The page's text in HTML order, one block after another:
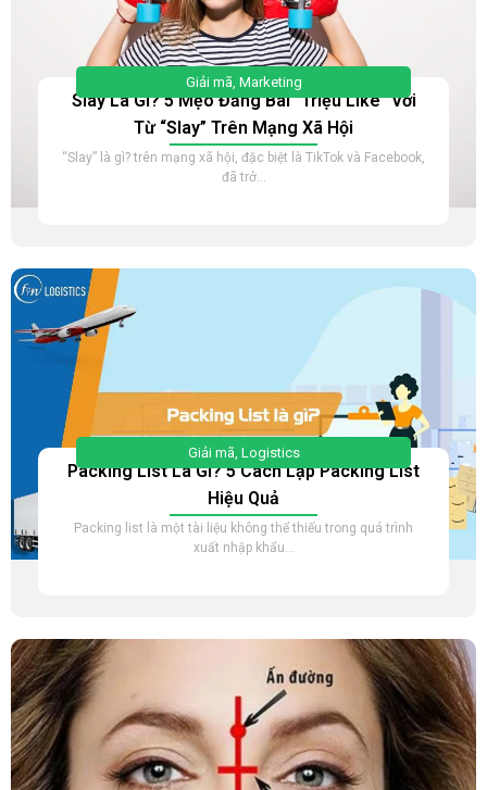
Giải mã Marketing
Slay Là Gì? 5 Mẹo Đăng Bài “Triệu Like” Với
Từ “Slay” Trên Mạng Xã Hội
“Slay” là gì? trên mạng xã hội, đặc biệt là TikTok và Facebook,
đã trở...
Giải mã Logistics
Packing List Là Gì? 5 Cách Lập Packing List
Hiệu Quả
Packing list là một tài liệu không thể thiếu trong quá trình
xuất nhập khẩu...